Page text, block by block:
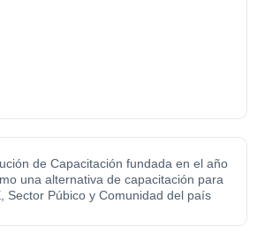
de Capacitación fundada en el año
una alternativa de capacitación para
Sector Púbico y Comunidad del país